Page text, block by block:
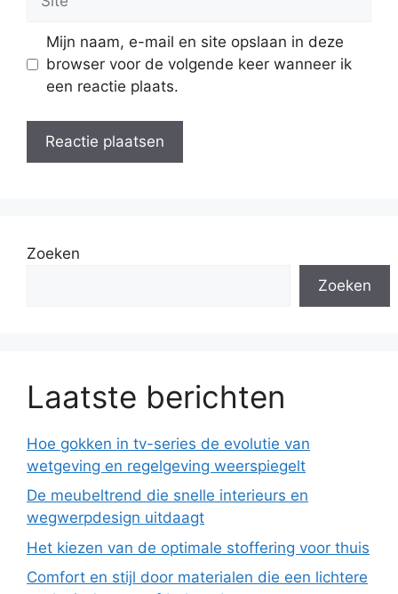
Mijn naam, e-mail en site opslaan in deze
browser voor de volgende keer wanneer ik
een reactie plaats.
Zoeken
Zoeken
Laatste berichten
Hoe gokken in tv-series de evolutie van
wetgeving en regelgeving weerspiegelt
De meubeltrend die snelle interieurs en
wegwerpdesign uitdaagt
Het kiezen van de optimale stoffering voor thuis
Comfort en stijl door materialen die een lichtere